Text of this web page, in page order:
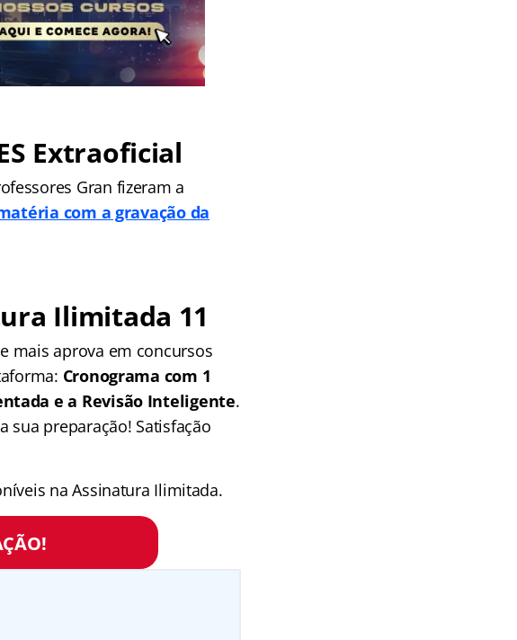
Extraoficial
Gran fizeram a
com a gravação da
Ilimitada 11
mais aprova em concursos
Cronograma com 1
e a Revisão Inteligente.
sua preparação! Satisfação
na Assinatura Ilimitada.